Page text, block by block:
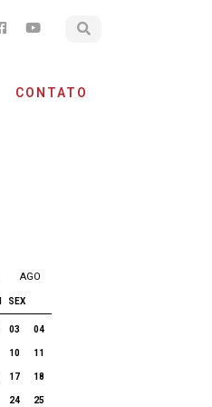
CONTATO
AGO
SEX
03 04
10 11
17 18
24 25